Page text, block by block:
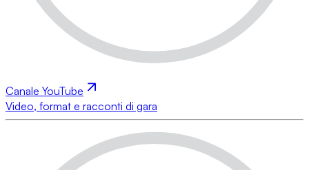
Canale YouTube
Video, format e racconti di gara